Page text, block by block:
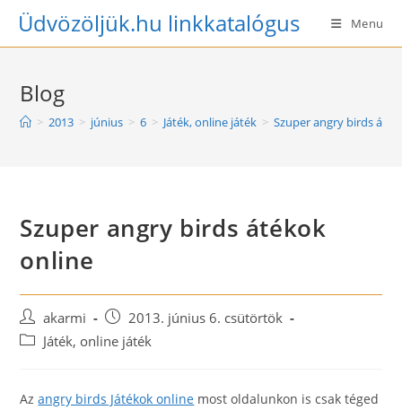
SkipÜdvözöljük.hu linkkatalógus Menu
Blog
> 2013 > június > 6 > Játék, online játék > Szuper angry birds
Szuper angry birds átékok
online
Post
author:
akarmi
Post
published:
2013. június 6. csütörtök
PostJáték, online játék
Azangry birds Játékok online most oldalunkon is csak téged